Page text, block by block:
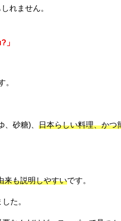
れません。
」
。
、砂糖)、 日本らしい料理、かつ
来も説明しやすいです。
た。